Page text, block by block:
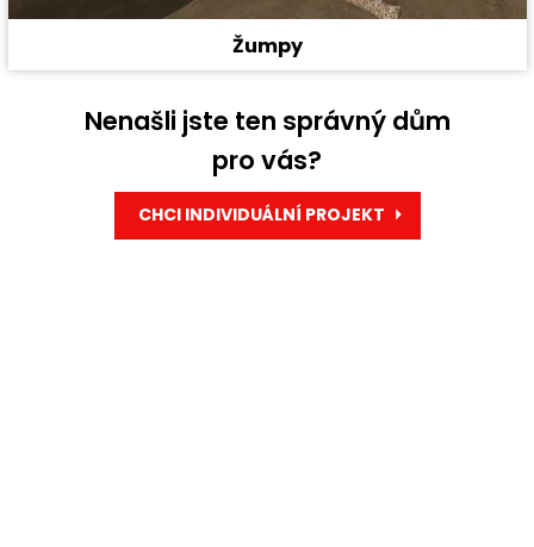
Žumpy
Nenašli jste ten správný dům
pro vás?
CHCI INDIVIDUÁLNÍ PROJEKT